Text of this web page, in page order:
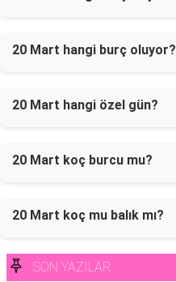
20 Mart hangi burç oluyor?
20 Mart hangi özel gün?
20 Mart koç burcu mu?
20 Mart koç mu balık mı?
SON YAZILAR